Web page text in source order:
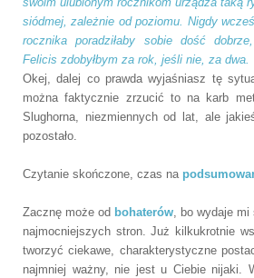
siódmej, zależnie od poziomu. Nigdy
rocznika poradziłaby sobie dość
Felicis zdobyłbym za rok, jeśli nie, za dwa.
Okej, dalej co prawda wyjaśniasz tę
można faktycznie zrzucić to na karb
Slughorna, niezmiennych od lat, ale
pozostało.
Czytanie skończone, czas na
Zacznę może od bohaterów, bo wydaje mi
najmocniejszych stron. Już kilkukrotnie
tworzyć ciekawe, charakterystyczne
najmniej ważny, nie jest u Ciebie nijaki.